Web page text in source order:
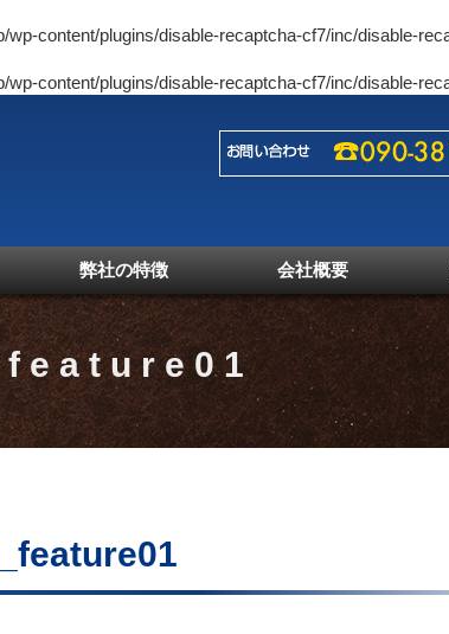
content/plugins/disable-recaptcha-cf7/inc/disable-
content/plugins/disable-recaptcha-cf7/inc/disable-
弊社の特徴 会社概要